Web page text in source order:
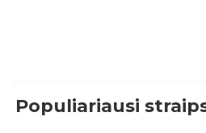
Populiariausi